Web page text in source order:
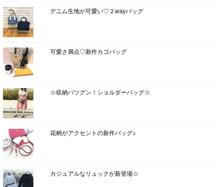
デニム生地が可愛い♡２wayバッグ
可愛さ満点♡新作カゴバッグ
☆収納バツグン！ショルダーバッグ☆
花柄がアクセントの新作バッグ♪
カジュアルなリュックが新登場☆